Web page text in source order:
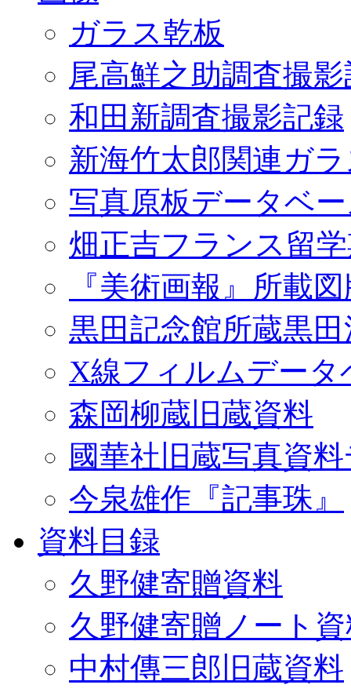
ガラス乾板
尾高鮮之助調査撮
和田新調査撮影記録
新海竹太郎関連ガ
写真原板データベ
畑正吉フランス留
『美術画報』所載
黒田記念館所蔵黒
X線フィルムデータ
森岡柳蔵旧蔵資料
國華社旧蔵写真資
今泉雄作『記事珠』
資料目録
久野健寄贈資料
久野健寄贈ノート
中村傳三郎旧蔵資料